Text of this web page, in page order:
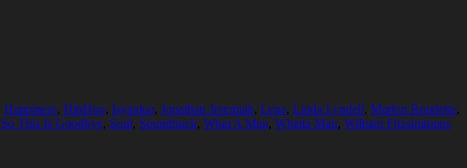
Happiness, HipHop, Isyankar, Jonathan Jeremiah, Lena, Linda Lyndell, Marlon Roudette,
So This Is Goodbye, Soul, Soundtrack, What A Man, Whatta Man, William Fitzsimmons